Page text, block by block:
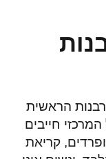
הראשית
חייבים
קריאת